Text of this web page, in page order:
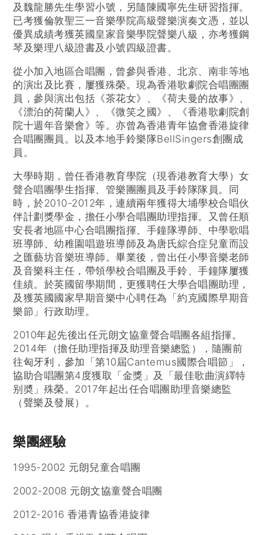
及魏龍勝先生學習小號，另隨陳國寧先生研習指揮。
已考獲倫敦聖三一音樂學院高級聲樂演奏文憑，並以
優異成績考獲英國皇家音樂學院聲樂八級，亦考獲鋼
琴及樂理八級證書及小號四級證書。
從小加入地區合唱團，曾參與香港、北京、南非等地
的演出及比賽，屢獲殊榮。現為香港歌劇院合唱團團
員，參與演出包括《茶花女》、《荷夫曼的故事》、
《漂泊的荷蘭人》、《微笑之國》、《香港歌劇院創
院十週年音樂會》等。亦曾為香港青年協會香港旋律
合唱團團員。以及本地手鈴樂隊BellSingers創團成
員。
大學時期，曾任香港教育學院（現香港教育大學）女
聲合唱團學生指揮、管樂團團員及手鈴隊隊員。同
時，於2010-2012年，連續兩年獲得大埔學校合唱伙
伴計劃獎學金，擔任小學合唱團助理指揮。又曾任順
安長者地區中心合唱團指揮、手鐘隊導師、中學歌唱
班導師、幼稚園唱遊班導師及為唐氏綜合症兒童而設
之匯藝坊音樂班導師。畢業後，曾出任小學音樂老師
及音樂科主任，帶領學校合唱團及手鈴、手鐘隊屢獲
佳績。於英國留學期間，更獲聘任大學合唱團助理，
及獲英國國家早期音樂中心聘任為「約克國際早期音
樂節」行政助理。
2010年起先後出任元朗文協童聲合唱團各組指揮。
2014年（擔任助理指揮及助理音樂總監），隨團前
往匈牙利，參加「第10屆Cantemus國際合唱節」，
協助合唱團第4度獲取「金獎」及「最佳歌曲演繹特
别奬」殊榮。2017年起出任合唱團助理音樂總監
（聲樂及發展）。
樂團經驗
1995-2002 元朗兒童合唱團
2002-2008 元朗文協童聲合唱團
2012-2016 香港青協香港旋律